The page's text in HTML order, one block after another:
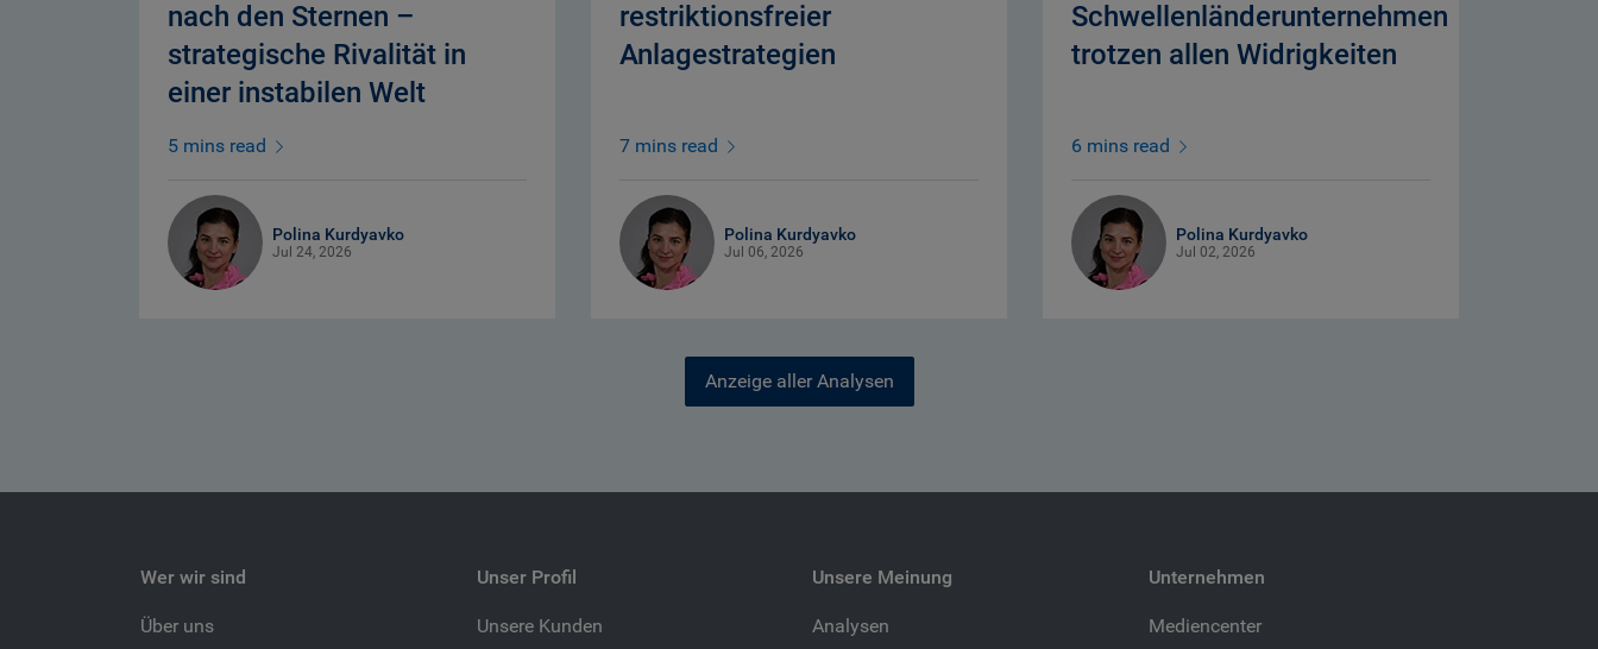
nach den Sternen –
strategische Rivalität in
einer instabilen Welt
5 mins read
Polina Kurdyavko
Jul 24, 2026
restriktionsfreier
Anlagestrategien
7 mins read
Polina Kurdyavko
Jul 06, 2026
Schwellenländerunternehmen
trotzen allen Widrigkeiten
6 mins read
Polina Kurdyavko
Jul 02, 2026
Anzeige aller Analysen
Wer wir sind
Über uns
Unser Profil
Unsere Kunden
Unsere Meinung
Analysen
Unternehmen
Mediencenter